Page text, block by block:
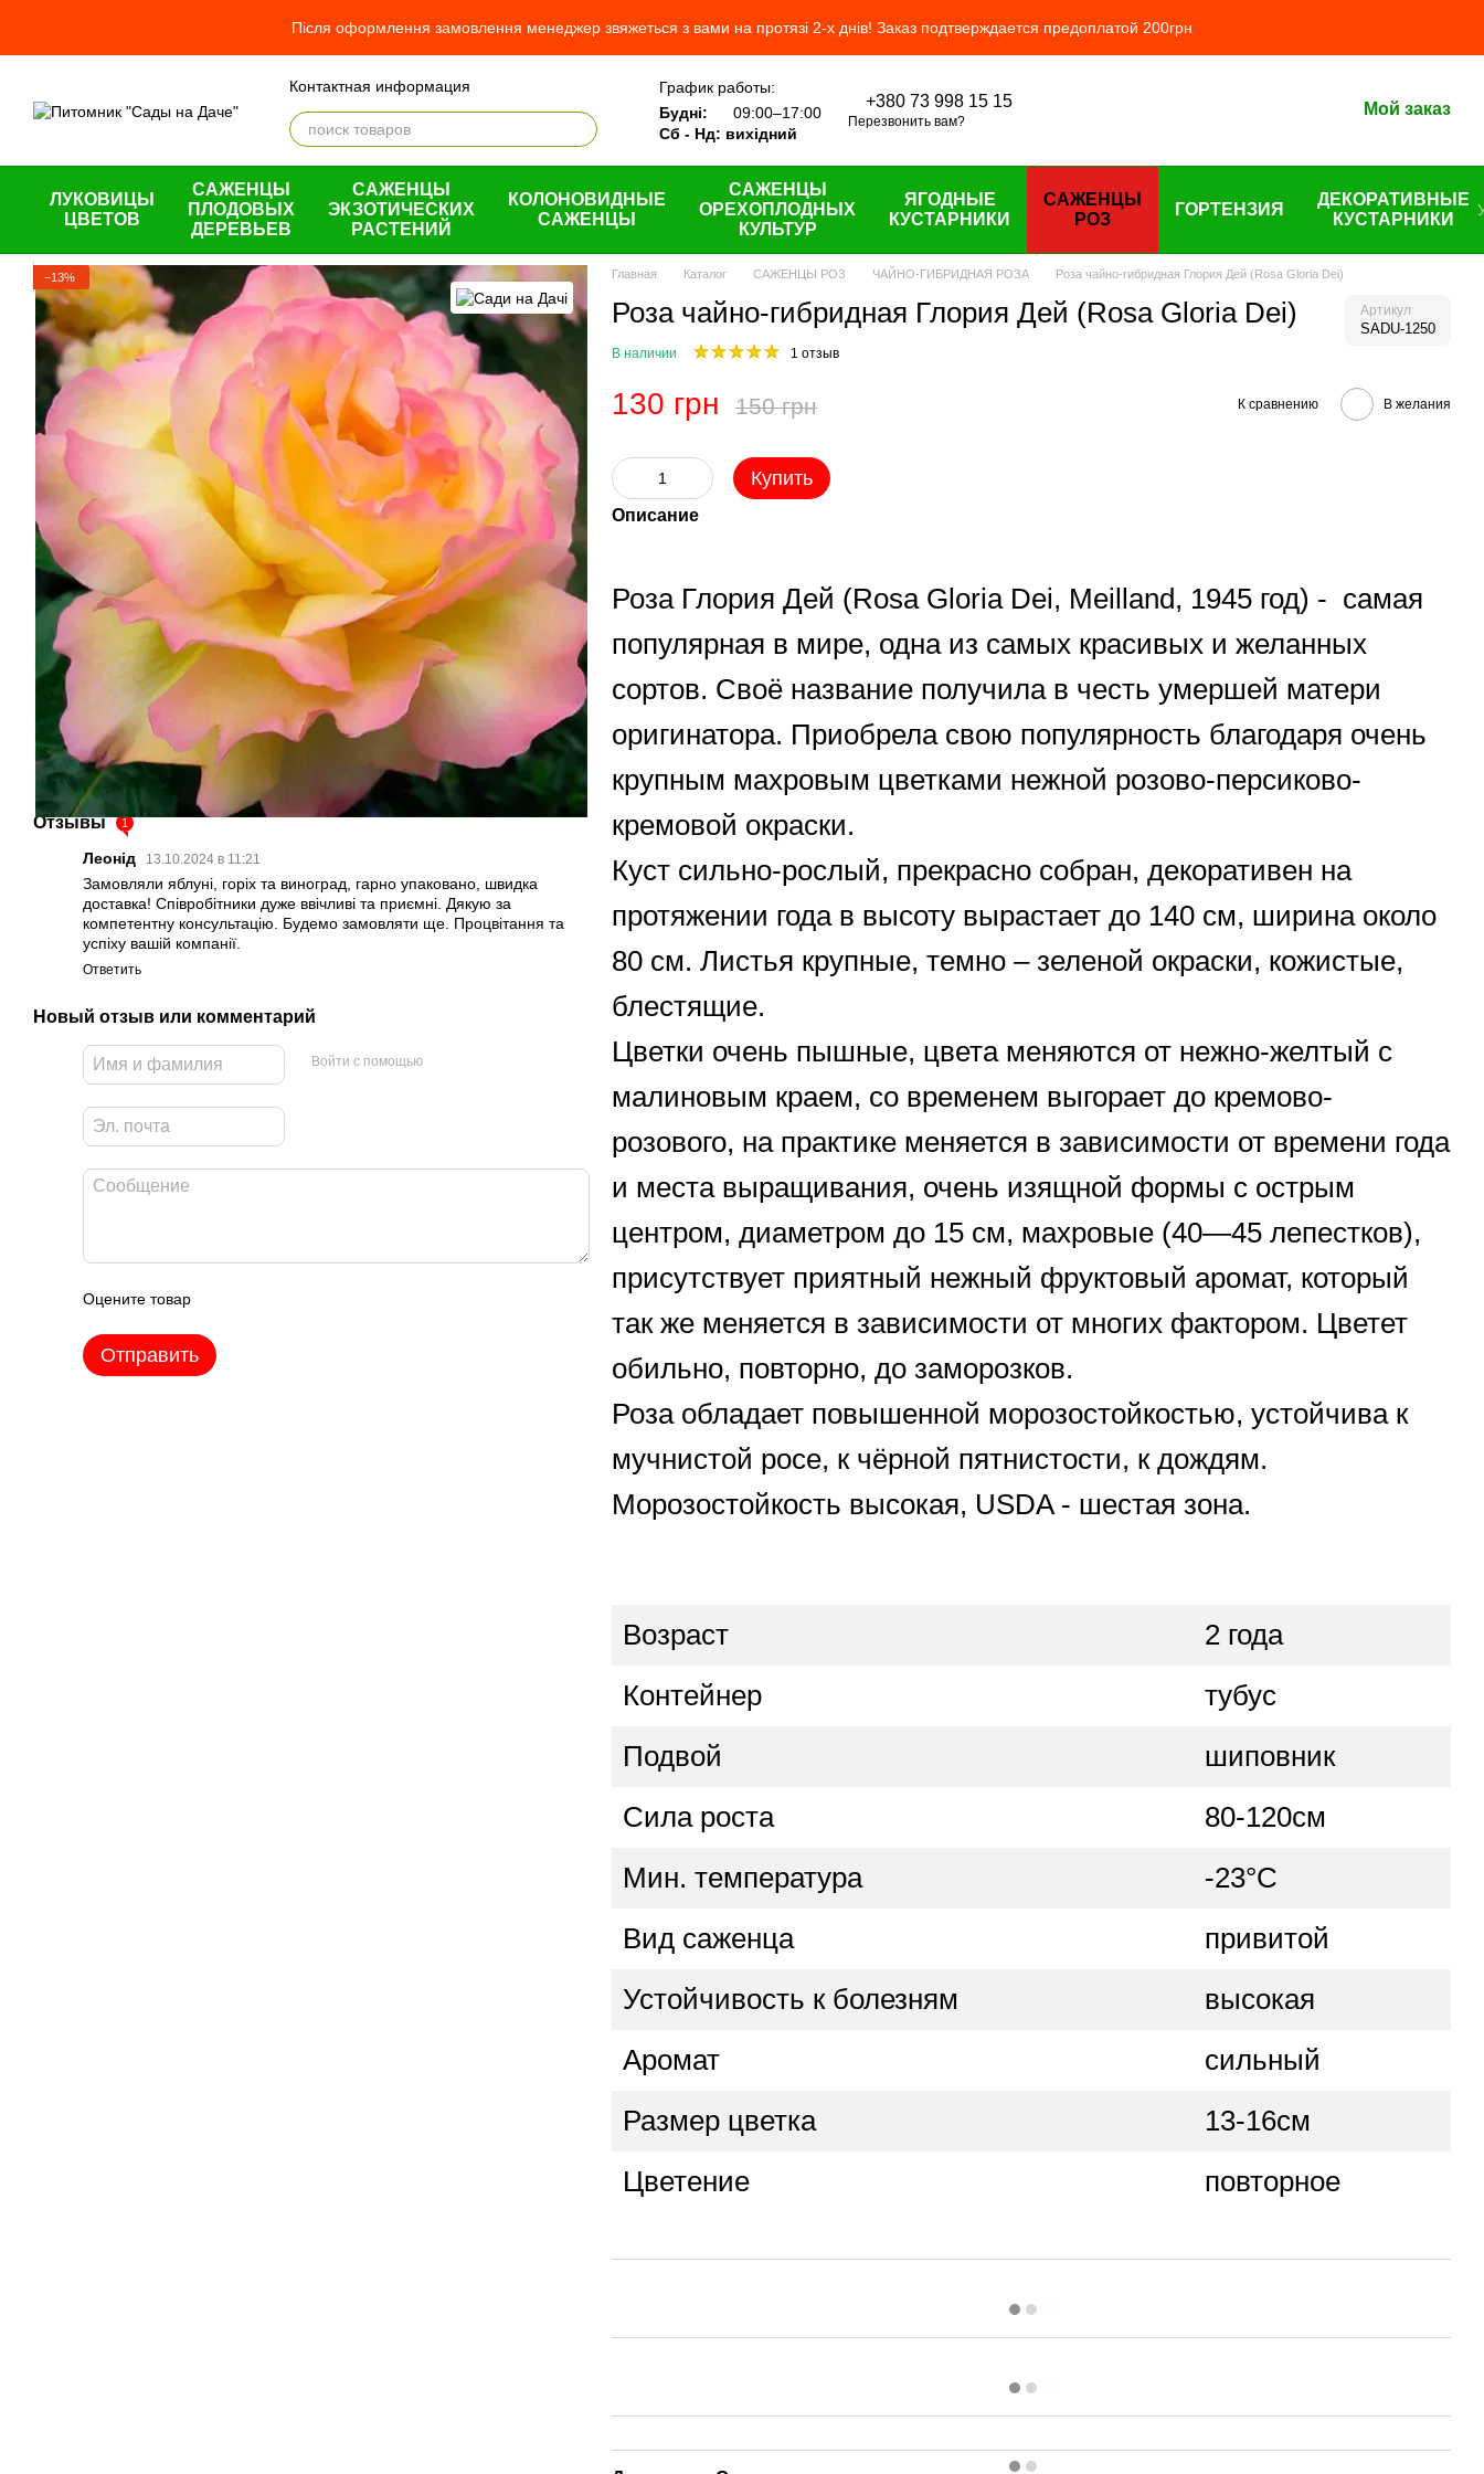
Після оформлення замовлення менеджер звяжеться з вами на протязі 2-х днів! Заказ подтверждается предоплатой 200грн
Контактная информация
Отзывы о магазине
О нас
Оплата и доставка
График работы:
Будні:
09:00–17:00
Сб - Нд: вихідний
+380 73 998 15 15
Перезвонить вам?
Мой заказ
ЛУКОВИЦЫ
ЦВЕТОВ
САЖЕНЦЫ
ПЛОДОВЫХ
ДЕРЕВЬЕВ
САЖЕНЦЫ
ЭКЗОТИЧЕСКИХ
РАСТЕНИЙ
КОЛОНОВИДНЫЕ
САЖЕНЦЫ
САЖЕНЦЫ
ОРЕХОПЛОДНЫХ
КУЛЬТУР
ЯГОДНЫЕ
КУСТАРНИКИ
САЖЕНЦЫ
РОЗ
ГОРТЕНЗИЯ
ДЕКОРАТИВНЫЕ
КУСТАРНИКИ
−13%
Отзывы 1
Леонід 13.10.2024 в 11:21
Замовляли яблуні, горіх та виноград, гарно упаковано, швидка
доставка! Співробітники дуже ввічливі та приємні. Дякую за
компетентну консультацію. Будемо замовляти ще. Процвітання та
успіху вашій компанії.
Ответить
Новый отзыв или комментарий
Войти с помощью
Оцените товар
Отправить
Главная Каталог САЖЕНЦЫ РОЗ ЧАЙНО-ГИБРИДНАЯ РОЗА Роза чайно-гибридная Глория Дей (Rosa Gloria Dei)
Роза чайно-гибридная Глория Дей (Rosa Gloria Dei) Артикул
SADU-1250
В наличии 1 отзыв
130 грн 150 грн К сравнению В желания
Купить
Описание
Роза Глория Дей (Rosa Gloria Dei, Meilland, 1945 год) - самая
популярная в мире, одна из самых красивых и желанных
сортов. Своё название получила в честь умершей матери
оригинатора. Приобрела свою популярность благодаря очень
крупным махровым цветками нежной розово-персиково-
кремовой окраски.
Куст сильно-рослый, прекрасно собран, декоративен на
протяжении года в высоту вырастает до 140 см, ширина около
80 см. Листья крупные, темно – зеленой окраски, кожистые,
блестящие.
Цветки очень пышные, цвета меняются от нежно-желтый с
малиновым краем, со временем выгорает до кремово-
розового, на практике меняется в зависимости от времени года
и места выращивания, очень изящной формы с острым
центром, диаметром до 15 см, махровые (40—45 лепестков),
присутствует приятный нежный фруктовый аромат, который
так же меняется в зависимости от многих фактором. Цветет
обильно, повторно, до заморозков.
Роза обладает повышенной морозостойкостью, устойчива к
мучнистой росе, к чёрной пятнистости, к дождям.
Морозостойкость высокая, USDA - шестая зона.
Возраст
2 года
Контейнер
тубус
Подвой
шиповник
Сила роста
80-120см
Мин. температура
-23°C
Вид саженца
привитой
Устойчивость к болезням
высокая
Аромат
сильный
Размер цветка
13-16см
Цветение
повторное